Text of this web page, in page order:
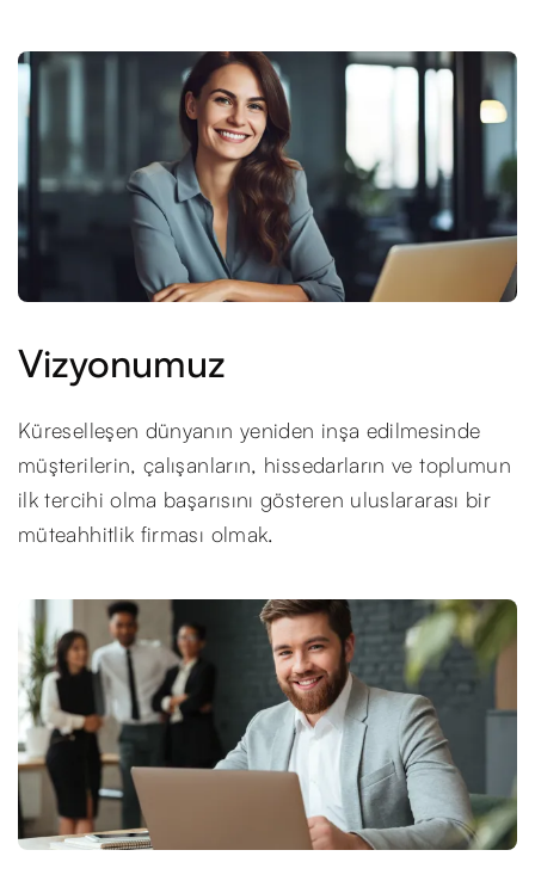
Vizyonumuz
Küreselleşen dünyanın yeniden inşa edilmesinde
müşterilerin, çalışanların, hissedarların ve toplumun
ilk tercihi olma başarısını gösteren uluslararası bir
müteahhitlik firması olmak.